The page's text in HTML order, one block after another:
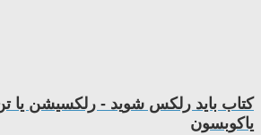
کتاب باید رلکس شوید - رلکسیشن یا
یاکوبسون